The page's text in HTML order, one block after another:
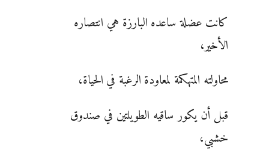
كانت عضلة ساعده البارزة هي انتصاره
الأخير،
محاولته المتهكمة لمعاودة الرغبة في الحياة،
قبل أن يكور ساقيه الطويلتين في صندوق
خشبي،